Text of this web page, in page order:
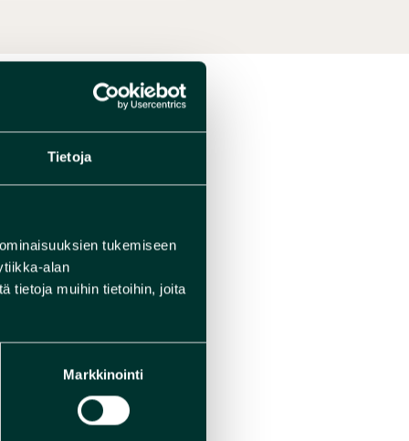
Tietoja
tukemiseen
alan
tietoja muihin tietoihin, joita
Markkinointi
jäillä ja
ja
kaksi